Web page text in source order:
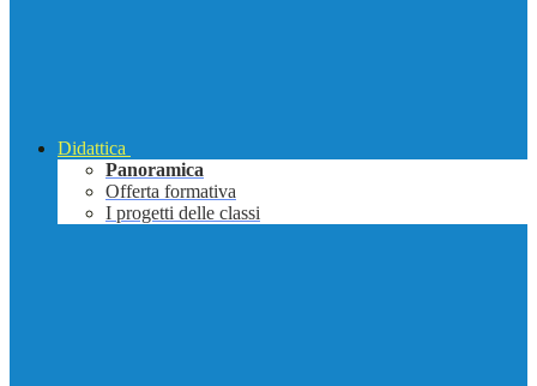
Didattica
Panoramica
Offerta formativa
I progetti delle classi